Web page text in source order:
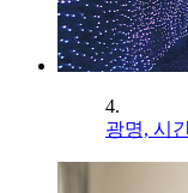
4.
광명, 시